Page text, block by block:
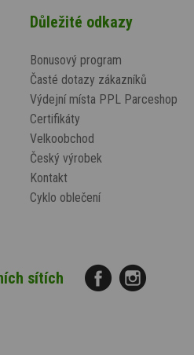
Důležité odkazy
Bonusový program
Časté dotazy zákazníků
Výdejní místa PPL Parceshop
Certifikáty
Velkoobchod
Český výrobek
Kontakt
Cyklo oblečení
sítích